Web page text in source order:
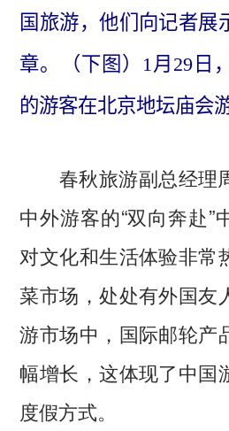
国旅游，他们向记者展
章。（下图）1月29日
的游客在北京地坛庙会
春秋旅游副总经理
中外游客的“双向奔赴”
对文化和生活体验非常
菜市场，处处有外国友
游市场中，国际邮轮产
幅增长，这体现了中国
度假方式。